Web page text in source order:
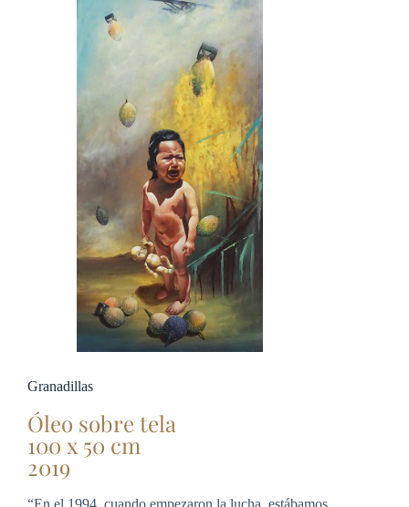
Granadillas
Óleo sobre tela
100 x 50 cm
2019
“En el 1994, cuando empezaron la lucha, estábamos